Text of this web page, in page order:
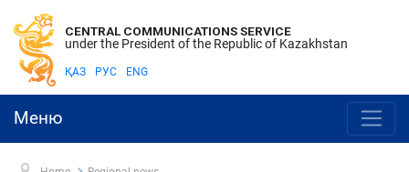
CENTRAL COMMUNICATIONS SERVICE
under the President of the Republic of Kazakhstan
ҚАЗ РУС ENG
Меню